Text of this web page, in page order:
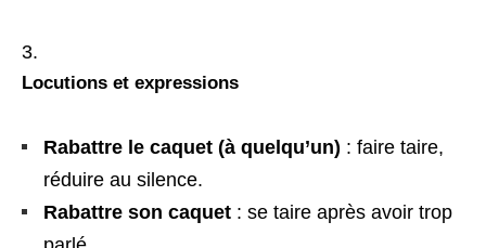
Locutions et expressions
Rabattre le caquet (à quelqu’un) : faire taire,
réduire au silence.
Rabattre son caquet : se taire après avoir trop